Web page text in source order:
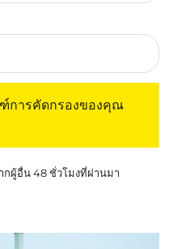
การคัดกรองของคุณ
กผู้อื่น 48 ชั่วโมงที่ผ่านมา